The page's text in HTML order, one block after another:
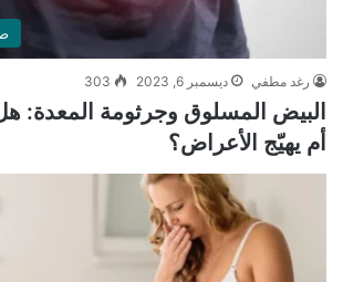
رغد مطفي ديسمبر 6, 2023 303
البيض المسلوق وجرثومة المعدة:
أم يهيّج الأعراض؟